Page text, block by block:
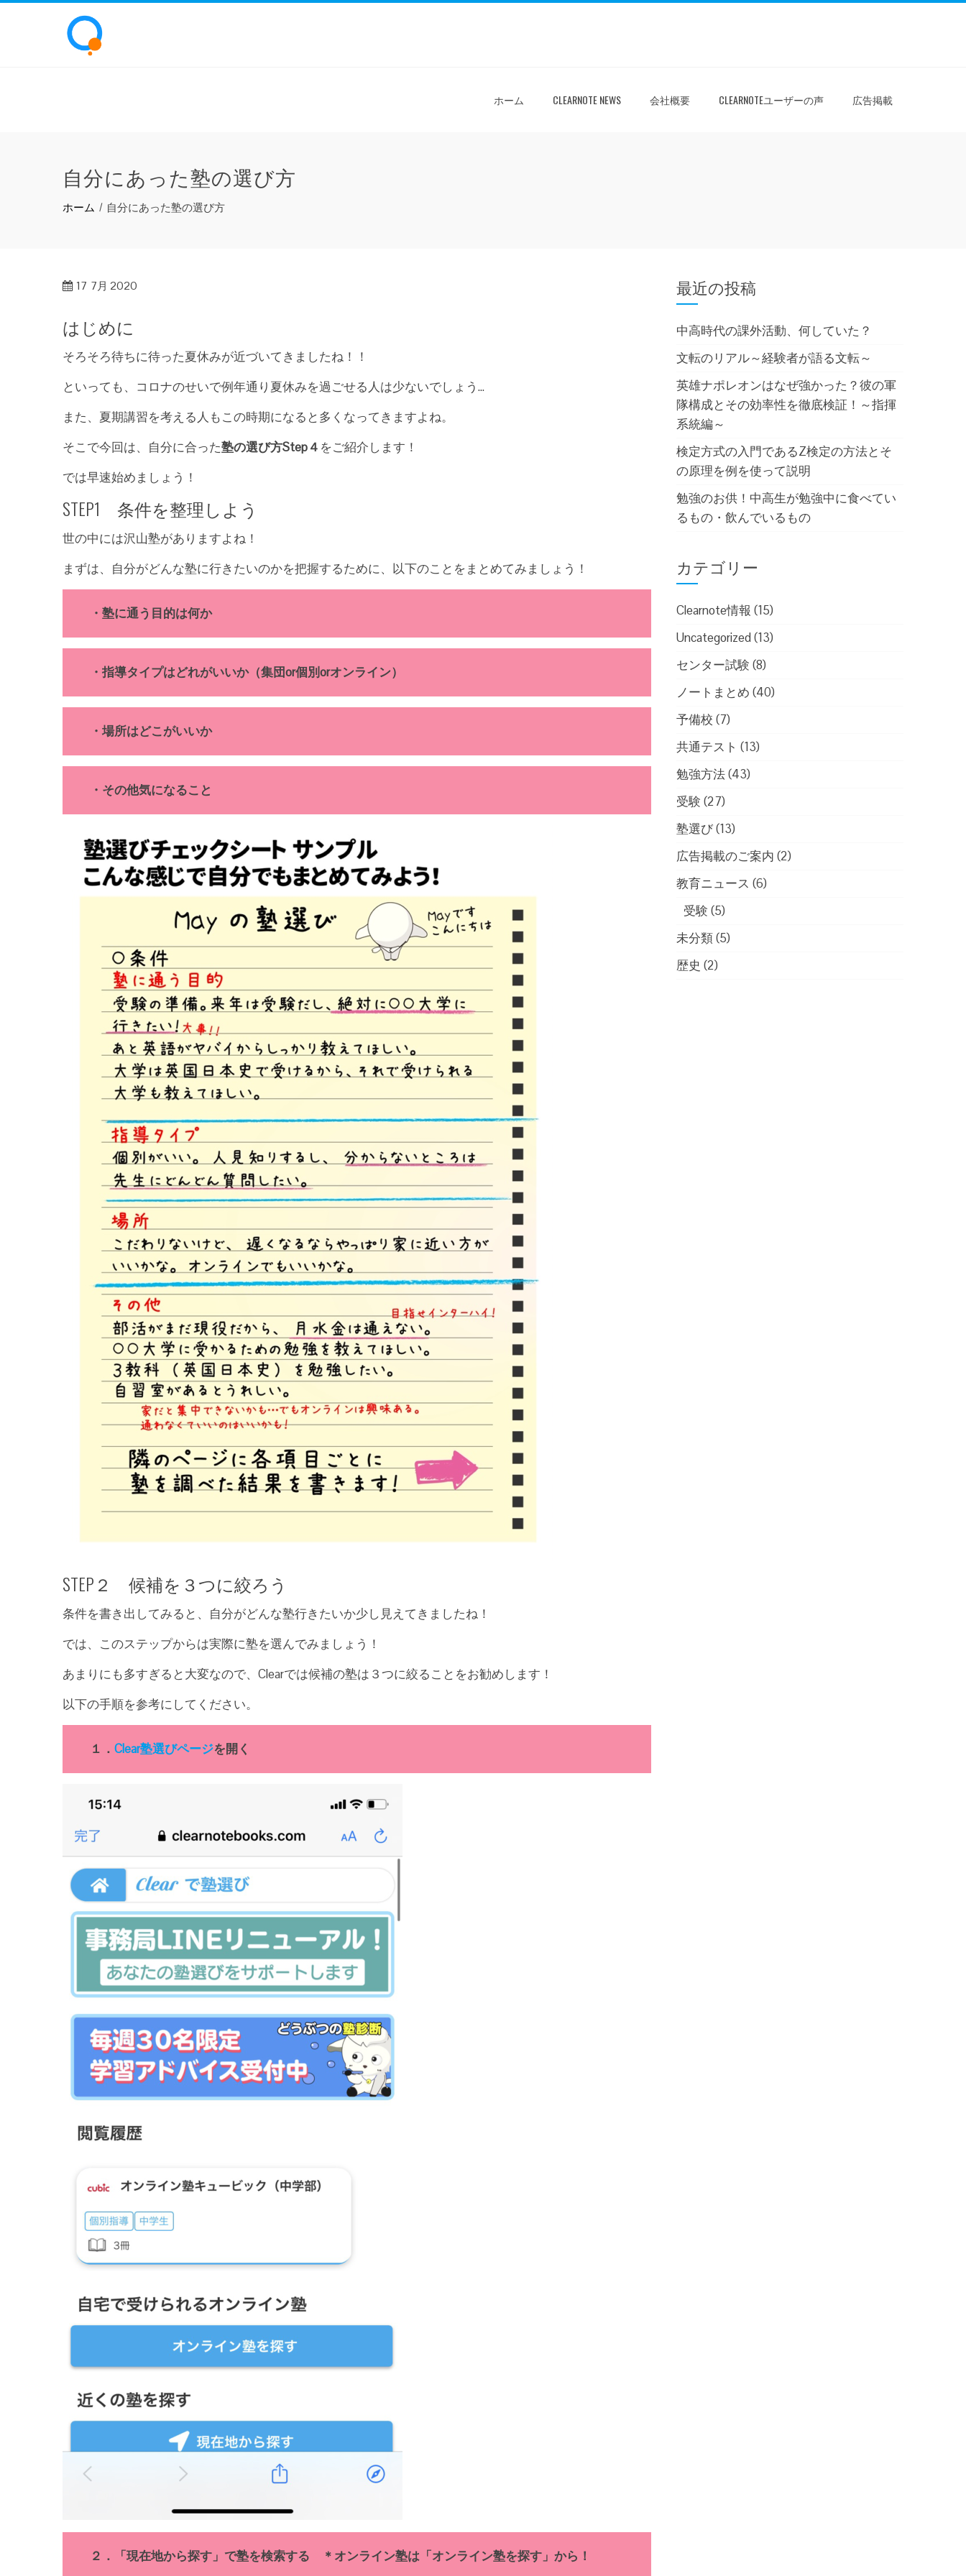
ホーム CLEARNOTE NEWS 会社概要 CLEARNOTEユーザーの声 広告掲載
自分にあった塾の選び方
ホーム 自分にあった塾の選び方
17 7月 2020
はじめに
そろそろ待ちに待った夏休みが近づいてきましたね！！
といっても、コロナのせいで例年通り夏休みを過ごせる人は少ないでしょう…
また、夏期講習を考える人もこの時期になると多くなってきますよね。
そこで今回は、自分に合った塾の選び方Step４ をご紹介します！
では早速始めましょう！
STEP1 条件を整理しよう
世の中には沢山塾がありますよね！
まずは、自分がどんな塾に行きたいのかを把握するために、以下のことをまとめてみましょう！
・塾に通う目的は何か
・指導タイプはどれがいいか（集団or個別orオンライン）
・場所はどこがいいか
・その他気になること
STEP２ 候補を３つに絞ろう
条件を書き出してみると、自分がどんな塾行きたいか少し見えてきましたね！
では、このステップからは実際に塾を選んでみましょう！
あまりにも多すぎると大変なので、Clearでは候補の塾は３つに絞ることをお勧めします！
以下の手順を参考にしてください。
１． Clear塾選びページを開く
２．「現在地から探す」で塾を検索する ＊オンライン塾は「オンライン塾を探す」から！
最近の投稿
中高時代の課外活動、何していた？
文転のリアル～経験者が語る文転～
英雄ナポレオンはなぜ強かった？彼の軍
隊構成とその効率性を徹底検証！～指揮
系統編～
検定方式の入門であるZ検定の方法とそ
の原理を例を使って説明
勉強のお供！中高生が勉強中に食べてい
るもの・飲んでいるもの
カテゴリー
Clearnote情報 (15)
Uncategorized(13)
センター試験 (8)
ノートまとめ (40)
予備校 (7)
共通テスト (13)
勉強方法(43)
受験 (27)
塾選び(13)
広告掲載のご案内 (2)
教育ニュース (6)
受験 (5)
未分類(5)
歴史 (2)